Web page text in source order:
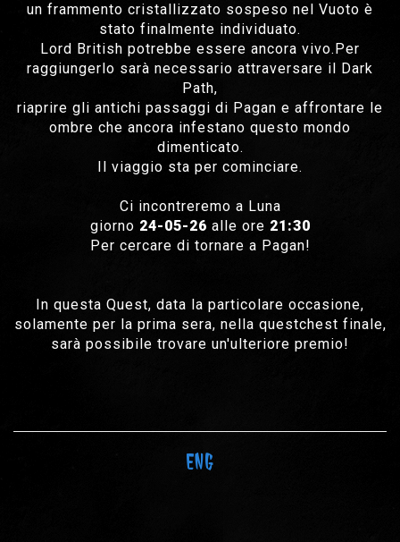
un frammento cristallizzato sospeso nel Vuoto è
stato finalmente individuato.
Lord British potrebbe essere ancora vivo.Per
raggiungerlo sarà necessario attraversare il Dark
Path,
riaprire gli antichi passaggi di Pagan e affrontare le
ombre che ancora infestano questo mondo
dimenticato.
Il viaggio sta per cominciare.
Ci incontreremo a Luna
giorno 24-05-26 alle ore 21:30
Per cercare di tornare a Pagan!
In questa Quest, data la particolare occasione,
solamente per la prima sera, nella questchest finale,
sarà possibile trovare un'ulteriore premio!
ENG